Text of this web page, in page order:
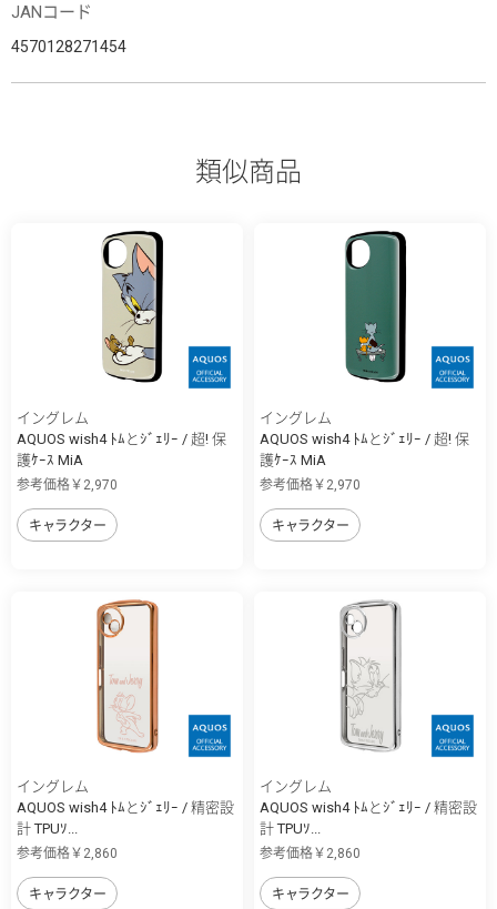
JANコード
4570128271454
類似商品
イングレム
AQUOS wish4 ﾄﾑとｼﾞｪﾘｰ / 超! 保
護ｹｰｽ MiA
参考価格￥2,970
キャラクター
イングレム
AQUOS wish4 ﾄﾑとｼﾞｪﾘｰ / 超! 保
護ｹｰｽ MiA
参考価格￥2,970
キャラクター
イングレム
AQUOS wish4 ﾄﾑとｼﾞｪﾘｰ / 精密設
計 TPUｿ...
参考価格￥2,860
キャラクター
イングレム
AQUOS wish4 ﾄﾑとｼﾞｪﾘｰ / 精密設
計 TPUｿ...
参考価格￥2,860
キャラクター